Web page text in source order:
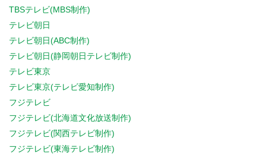
TBSテレビ(MBS制作)
テレビ朝日
テレビ朝日(ABC制作)
テレビ朝日(静岡朝日テレビ制作)
テレビ東京
テレビ東京(テレビ愛知制作)
フジテレビ
フジテレビ(北海道文化放送制作)
フジテレビ(関西テレビ制作)
フジテレビ(東海テレビ制作)